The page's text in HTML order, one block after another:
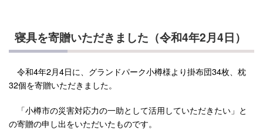
寝具を寄贈いただきました（令和4年2月4日）
令和4年2月4日に、グランドパーク小樽様より掛布団34枚、枕
32個を寄贈いただきました。
「小樽市の災害対応力の一助として活用していただきたい」と
の寄贈の申し出をいただいたものです。